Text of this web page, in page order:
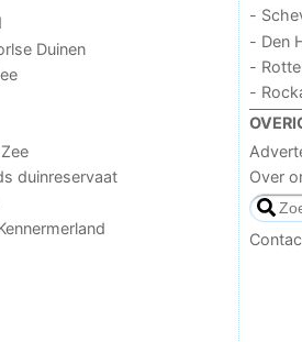
Duinen
duinreservaat
-
- Den
-
-
Over